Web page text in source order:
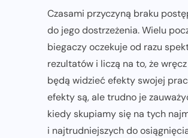
Czasami przyczyną braku
do jego dostrzeżenia. Wielu
biegaczy oczekuje od razu
rezultatów i liczą na to, że
będą widzieć efekty swojej
efekty są, ale trudno je
kiedy skupiamy się na tych
i najtrudniejszych do